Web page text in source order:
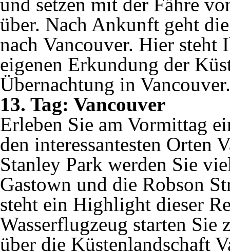
über. Nach Ankunft geht
nach Vancouver. Hier steht
eigenen Erkundung der
Übernachtung in Vancouver.
13. Tag: Vancouver
Erleben Sie am Vormittag
den interessantesten Orten
Stanley Park werden Sie
Gastown und die Robson
steht ein Highlight dieser
Wasserflugzeug starten
über die Küstenlandschaft